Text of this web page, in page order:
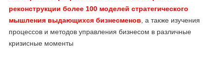
реконструкции более 100 моделей стратегического
мышления выдающихся бизнесменов , а также изучения
процессов и методов управления бизнесом в различные
кризисные моменты